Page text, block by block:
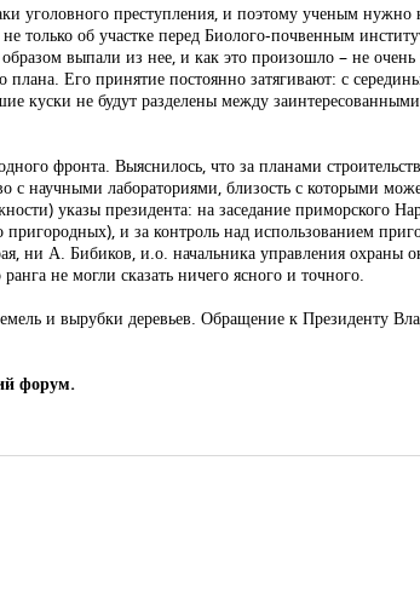
преступления, и поэтому ученым нужно
только об участке перед Биолого-почвенным
выпали из нее, и как это произошло – не
Его принятие постоянно затягивают: с
куски не будут разделены между
фронта. Выяснилось, что за планами
с научными лабораториями, близость с которыми
указы президента: на заседание приморского
и за контроль над использованием
ни А. Бибиков, и.о. начальника управления охраны
не могли сказать ничего ясного и точного.
и вырубки деревьев. Обращение к Президенту
форум.